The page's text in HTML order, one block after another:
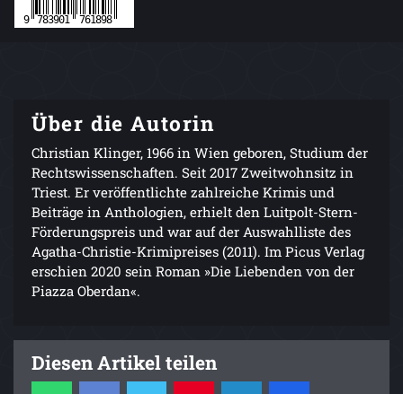
Über die Autorin
Christian Klinger, 1966 in Wien geboren, Studium der
Rechtswissenschaften. Seit 2017 Zweitwohnsitz in
Triest. Er veröffentlichte zahlreiche Krimis und
Beiträge in Anthologien, erhielt den Luitpolt-Stern-
Förderungspreis und war auf der Auswahlliste des
Agatha-Christie-Krimipreises (2011). Im Picus Verlag
erschien 2020 sein Roman »Die Liebenden von der
Piazza Oberdan«.
Diesen Artikel teilen